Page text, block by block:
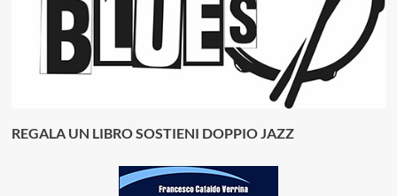
REGALA UN LIBRO SOSTIENI DOPPIO JAZZ